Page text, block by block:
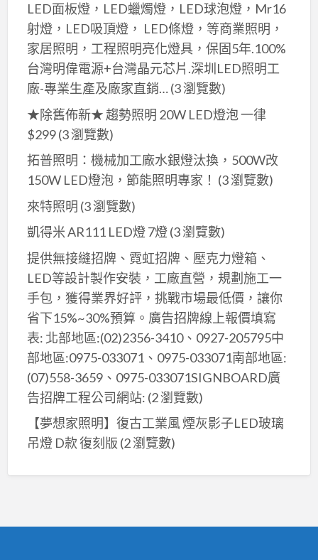
LED面板燈，LED蠟燭燈，LED球泡燈，Mr16
射燈，LED吸頂燈， LED條燈，等商業照明，
家居照明，工程照明亮化燈具，保固5年.100%
台灣明偉電源+台灣晶元芯片.深圳LED照明工
廠-專業生產及廠家直銷…(3 瀏覽數)
★除舊佈新★ 趨勢照明 20W LED燈泡 一律
$299(3 瀏覽數)
拓普照明：機械加工廠水銀燈汰換，500W改
150W LED燈泡，節能照明專家！ (3 瀏覽數)
來特照明 (3 瀏覽數)
凱得米 AR111 LED燈 7燈(3 瀏覽數)
提供無接縫招牌、霓虹招牌、壓克力燈箱、
LED等設計製作安裝，工廠直營，規劃施工一
手包，獲得業界好評，挑戰市場最低價，讓你
省下15%~30%預算。廣告招牌線上報價填寫
表: 北部地區:(02)2356-3410、0927-205795中
部地區:0975-033071、0975-033071南部地區:
(07)558-3659、0975-033071SIGNBOARD廣
告招牌工程公司網站: (2 瀏覽數)
【夢想家照明】復古工業風 煙灰影子LED玻璃
吊燈 D款 復刻版 (2 瀏覽數)